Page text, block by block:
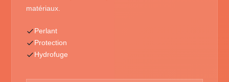
matériaux.
Perlant
Protection
Hydrofuge